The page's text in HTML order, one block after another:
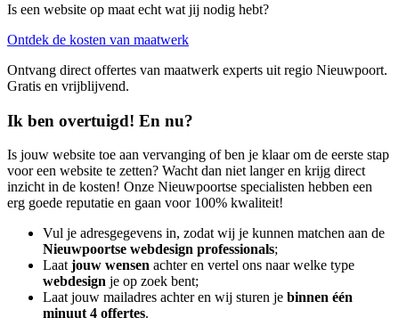
Is een website op maat echt wat jij nodig hebt?
Ontdek de kosten van maatwerk
Ontvang direct offertes van maatwerk experts uit regio Nieuwpoort.
Gratis en vrijblijvend.
Ik ben overtuigd! En nu?
Is jouw website toe aan vervanging of ben je klaar om de eerste stap
voor een website te zetten? Wacht dan niet langer en krijg direct
inzicht in de kosten! Onze Nieuwpoortse specialisten hebben een
erg goede reputatie en gaan voor 100% kwaliteit!
Vul je adresgegevens in, zodat wij je kunnen matchen aan de
Nieuwpoortse webdesign professionals;
Laat jouw wensen achter en vertel ons naar welke type
webdesign je op zoek bent;
Laat jouw mailadres achter en wij sturen je binnen één
minuut 4 offertes.